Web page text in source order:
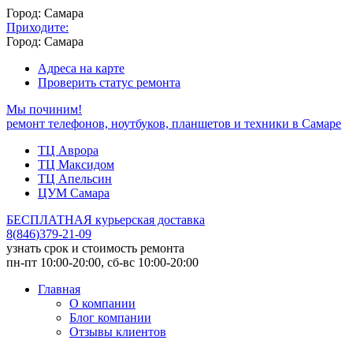
Город: Самара
Приходите:
Город: Самара
Адреса на карте
Проверить статус ремонта
Мы починим!
ремонт телефонов, ноутбуков, планшетов и техники в Самаре
ТЦ Аврора
ТЦ Максидом
ТЦ Апельсин
ЦУМ Самара
БЕСПЛАТНАЯ курьерская доставка
8(846)379-21-09
узнать срок и стоимость ремонта
пн-пт 10:00-20:00, сб-вс 10:00-20:00
Главная
О компании
Блог компании
Отзывы клиентов